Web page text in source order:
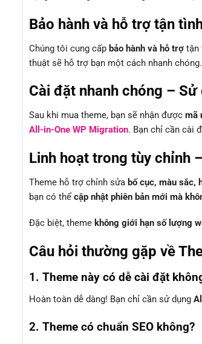
Bảo hành và hỗ trợ tận
Chúng tôi cung cấp bảo hành và hỗ trợ tận
thuật sẽ hỗ trợ bạn một cách nhanh chóng.
Cài đặt nhanh chóng – Sử
Sau khi mua theme, bạn sẽ nhận được mã
All-in-One WP Migration. Bạn chỉ cần cài
Linh hoạt trong tùy chỉnh
Theme hỗ trợ chỉnh sửa bố cục, màu sắc,
bạn có thể cập nhật phiên bản mới mà
Đặc biệt, theme không giới hạn số lượng
Câu hỏi thường gặp về
1. Theme này có dễ cài đặt
Hoàn toàn dễ dàng! Bạn chỉ cần sử dụng
2. Theme có chuẩn SEO không?